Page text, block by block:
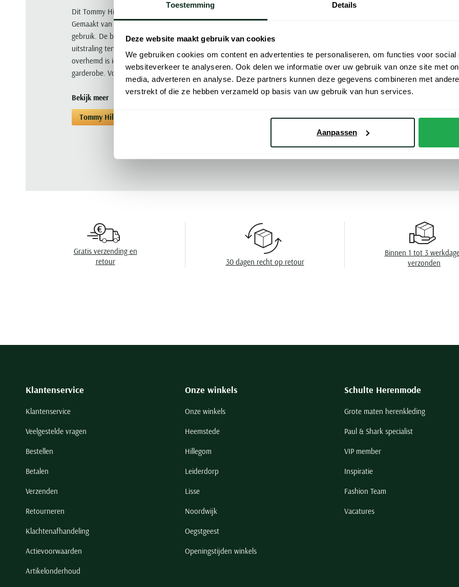
Toestemming Details
Deze website maakt gebruik van cookies
We gebruiken cookies om content en advertenties te personaliseren, om functies voor social
websiteverkeer te analyseren. Ook delen we informatie over uw gebruik van onze site met
media, adverteren en analyse. Deze partners kunnen deze gegevens combineren met
verstrekt of die ze hebben verzameld op basis van uw gebruik van hun services.
Aanpassen
Dit Tommy Hilfiger overhemd in beige is een stijlvolle keuze voor elke casual gelegenheid.
Gemaakt van 100% linnen biedt het een comfortabele normale fit die perfect is voor dagelijks
gebruik. De button-down boord en lange mouwen geven het overhemd een klassieke
uitstraling terwijl de enkele manchet zorgt voor een verfijnde afwerking. Dit effen linnen
overhemd is ideaal voor wie op zoek is naar een tijdloze en veelzijdige toevoeging aan de
garderobe. Voeg dit Tommy Hilfiger overhemd vandaag nog toe aan je collectie.
Bekijk meer
Tommy Hilfiger Overhemden Tommy Hilfiger
Merk
Materiaal
Kleur
Leveranciers
Borstzak
Manchet
Gratis verzending en
retour
30 dagen recht op retour
Binnen 1 tot 3
verzonden
Klantenservice
Klantenservice
Veelgestelde vragen
Bestellen
Betalen
Verzenden
Retourneren
Klachtenafhandeling
Actievoorwaarden
Artikelonderhoud
Onze winkels
Onze winkels
Heemstede
Hillegom
Leiderdorp
Lisse
Noordwijk
Oegstgeest
Openingstijden winkels
Schulte Herenmode
Grote maten herenkleding
Paul & Shark specialist
VIP member
Inspiratie
Fashion Team
Vacatures